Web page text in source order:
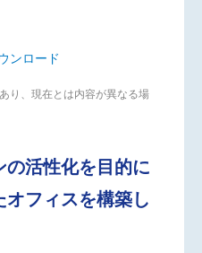
ンロード
り、現在とは内容が異なる場
の活性化を目的に
オフィスを構築し